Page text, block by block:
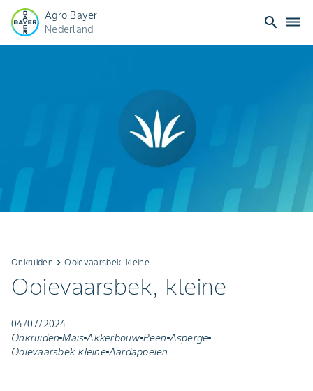
Agro Bayer
Nederland
search dehaze
Onkruiden keyboard_arrow_rightOoievaarsbek, kleine
Ooievaarsbek, kleine
04/07/2024
Onkruiden Maïs Akkerbouw Peen Asperge
Ooievaarsbek kleine Aardappelen